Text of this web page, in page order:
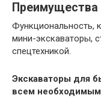
Преимущества
Функциональность,
мини-экскаваторы,
спецтехникой.
Экскаваторы для
всем